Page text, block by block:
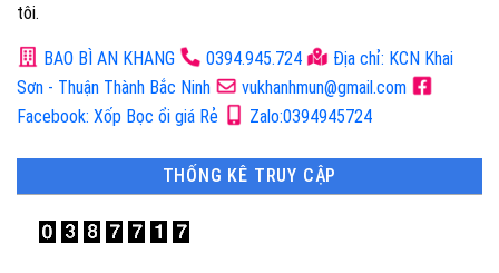
tôi.
BAO BÌ AN KHANG 0394.945.724
Địa chỉ: KCN Khai
Sơn - Thuận Thành Bắc Ninh
vukhanhmun@gmail.com
Facebook: Xốp Bọc ổi giá Rẻ
Zalo:0394945724
THỐNG KÊ TRUY CẬP